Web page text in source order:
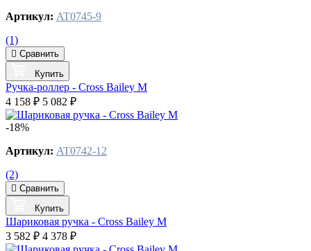
Артикул: AT0745-9
(1)
Сравнить
Купить
Ручка-роллер - Cross Bailey М
4 158 ₽ 5 082 ₽
-18%
Артикул: AT0742-12
(2)
Сравнить
Купить
Шариковая ручка - Cross Bailey M
3 582 ₽ 4 378 ₽